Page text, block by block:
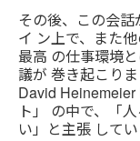
その後、この会
イ ン上で、また
最高 の仕事環境
議が 巻き起こり
David
ト」 の中で、「
い」と主張 してい